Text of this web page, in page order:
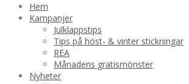
Hem
Kampanjer
Julklappstips
Tips på höst- & vinter stickningar
REA
Månadens gratismönster
Nyheter